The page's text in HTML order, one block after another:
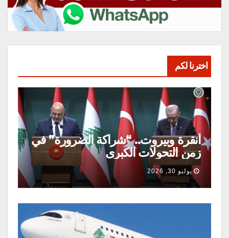
اخترنا لكم
أنقرة وبيروت.. “شراكة الضرورة” في
زمن التحولات الكبرى
يوليو 30, 2026